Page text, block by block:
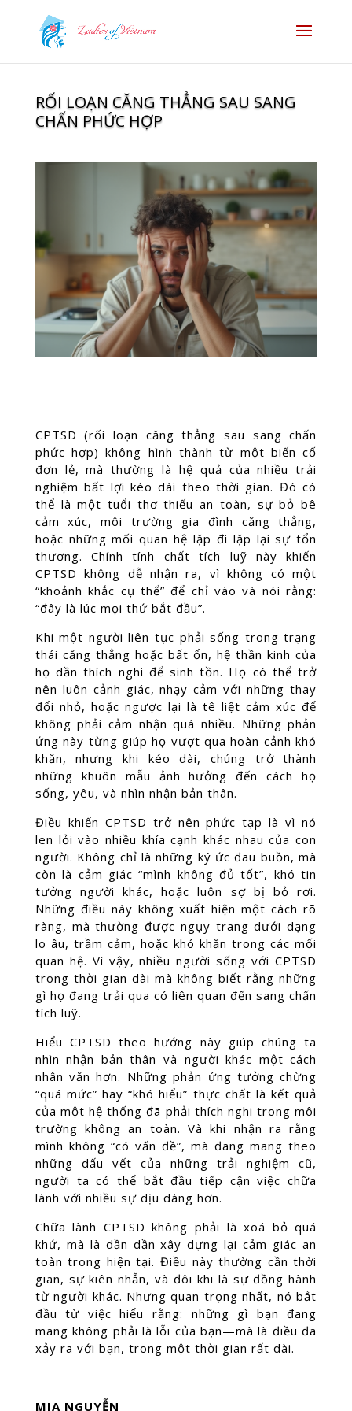
RỐI LOẠN CĂNG THẲNG SAU SANG
CHẤN PHỨC HỢP
CPTSD (rối loạn căng thẳng sau sang chấn
phức hợp) không hình thành từ một biến cố
đơn lẻ, mà thường là hệ quả của nhiều trải
nghiệm bất lợi kéo dài theo thời gian. Đó có
thể là một tuổi thơ thiếu an toàn, sự bỏ bê
cảm xúc, môi trường gia đình căng thẳng,
hoặc những mối quan hệ lặp đi lặp lại sự tổn
thương. Chính tính chất tích luỹ này khiến
CPTSD không dễ nhận ra, vì không có một
“khoảnh khắc cụ thể” để chỉ vào và nói rằng:
“đây là lúc mọi thứ bắt đầu”.
Khi một người liên tục phải sống trong trạng
thái căng thẳng hoặc bất ổn, hệ thần kinh của
họ dần thích nghi để sinh tồn. Họ có thể trở
nên luôn cảnh giác, nhạy cảm với những thay
đổi nhỏ, hoặc ngược lại là tê liệt cảm xúc để
không phải cảm nhận quá nhiều. Những phản
ứng này từng giúp họ vượt qua hoàn cảnh khó
khăn, nhưng khi kéo dài, chúng trở thành
những khuôn mẫu ảnh hưởng đến cách họ
sống, yêu, và nhìn nhận bản thân.
Điều khiến CPTSD trở nên phức tạp là vì nó
len lỏi vào nhiều khía cạnh khác nhau của con
người. Không chỉ là những ký ức đau buồn, mà
còn là cảm giác “mình không đủ tốt”, khó tin
tưởng người khác, hoặc luôn sợ bị bỏ rơi.
Những điều này không xuất hiện một cách rõ
ràng, mà thường được ngụy trang dưới dạng
lo âu, trầm cảm, hoặc khó khăn trong các mối
quan hệ. Vì vậy, nhiều người sống với CPTSD
trong thời gian dài mà không biết rằng những
gì họ đang trải qua có liên quan đến sang chấn
tích luỹ.
Hiểu CPTSD theo hướng này giúp chúng ta
nhìn nhận bản thân và người khác một cách
nhân văn hơn. Những phản ứng tưởng chừng
“quá mức” hay “khó hiểu” thực chất là kết quả
của một hệ thống đã phải thích nghi trong môi
trường không an toàn. Và khi nhận ra rằng
mình không “có vấn đề”, mà đang mang theo
những dấu vết của những trải nghiệm cũ,
người ta có thể bắt đầu tiếp cận việc chữa
lành với nhiều sự dịu dàng hơn.
Chữa lành CPTSD không phải là xoá bỏ quá
khứ, mà là dần dần xây dựng lại cảm giác an
toàn trong hiện tại. Điều này thường cần thời
gian, sự kiên nhẫn, và đôi khi là sự đồng hành
từ người khác. Nhưng quan trọng nhất, nó bắt
đầu từ việc hiểu rằng: những gì bạn đang
mang không phải là lỗi của bạn—mà là điều đã
xảy ra với bạn, trong một thời gian rất dài.
MIA NGUYỄN